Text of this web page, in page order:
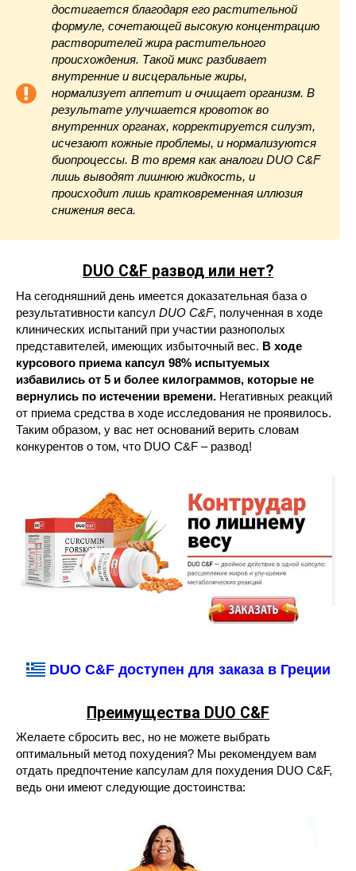
достигается благодаря его растительной
формуле, сочетающей высокую концентрацию
растворителей жира растительного
происхождения. Такой микс разбивает
внутренние и висцеральные жиры,
нормализует аппетит и очищает организм. В
результате улучшается кровоток во
внутренних органах, корректируется силуэт,
исчезают кожные проблемы, и нормализуются
биопроцессы. В то время как аналоги DUO C&F
лишь выводят лишнюю жидкость, и
происходит лишь кратковременная иллюзия
снижения веса.
DUO C&F развод или нет?
На сегодняшний день имеется доказательная база о
результативности капсул DUO C&F, полученная в ходе
клинических испытаний при участии разнополых
представителей, имеющих избыточный вес. В ходе
курсового приема капсул 98% испытуемых
избавились от 5 и более килограммов, которые не
вернулись по истечении времени. Негативных реакций
от приема средства в ходе исследования не проявилось.
Таким образом, у вас нет оснований верить словам
конкурентов о том, что DUO C&F – развод!
DUO C&F доступен для заказа в Греции
Преимущества DUO C&F
Желаете сбросить вес, но не можете выбрать
оптимальный метод похудения? Мы рекомендуем вам
отдать предпочтение капсулам для похудения DUO C&F,
ведь они имеют следующие достоинства: